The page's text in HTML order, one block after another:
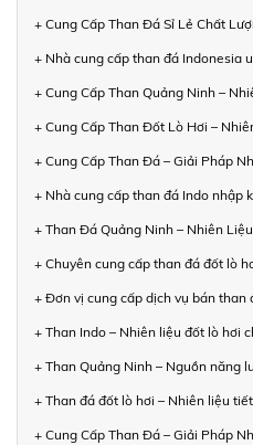
+ Cung Cấp Than Đá Sỉ Lẻ Chất
+ Nhà cung cấp than đá Indonesia
+ Cung Cấp Than Quảng Ninh –
+ Cung Cấp Than Đốt Lò Hơi –
+ Cung Cấp Than Đá – Giải Pháp
+ Nhà cung cấp than đá Indo nhập
+ Than Đá Quảng Ninh – Nhiên
+ Chuyên cung cấp than đá đốt lò
+ Đơn vị cung cấp dịch vụ bán than
+ Than Indo – Nhiên liệu đốt lò hơi
+ Than Quảng Ninh – Nguồn năng
+ Than đá đốt lò hơi – Nhiên liệu
+ Cung Cấp Than Đá – Giải Pháp